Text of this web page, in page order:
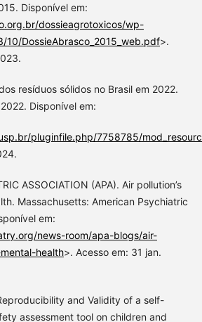
Disponível em:
dossieagrotoxicos/wp-
DossieAbrasco_2015_web.pdf>.
resíduos sólidos no Brasil em 2022.
Disponível em:
pluginfile.php/7758785/
ASSOCIATION (APA). Air pollution’s
Massachusetts: American Psychiatric
em:
news-room/apa-blogs/air-
health>. Acesso em: 31 jan.
and Validity of a self-
assessment tool on children and